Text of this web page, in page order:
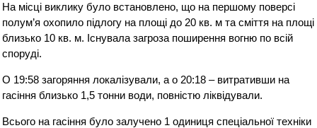
На місці виклику було встановлено, що на першому поверсі
полум’я охопило підлогу на площі до 20 кв. м та сміття на площі
близько 10 кв. м. Існувала загроза поширення вогню по всій
споруді.
О 19:58 загоряння локалізували, а о 20:18 – витративши на
гасіння близько 1,5 тонни води, повністю ліквідували.
Всього на гасіння було залучено 1 одиниця спеціальної техніки